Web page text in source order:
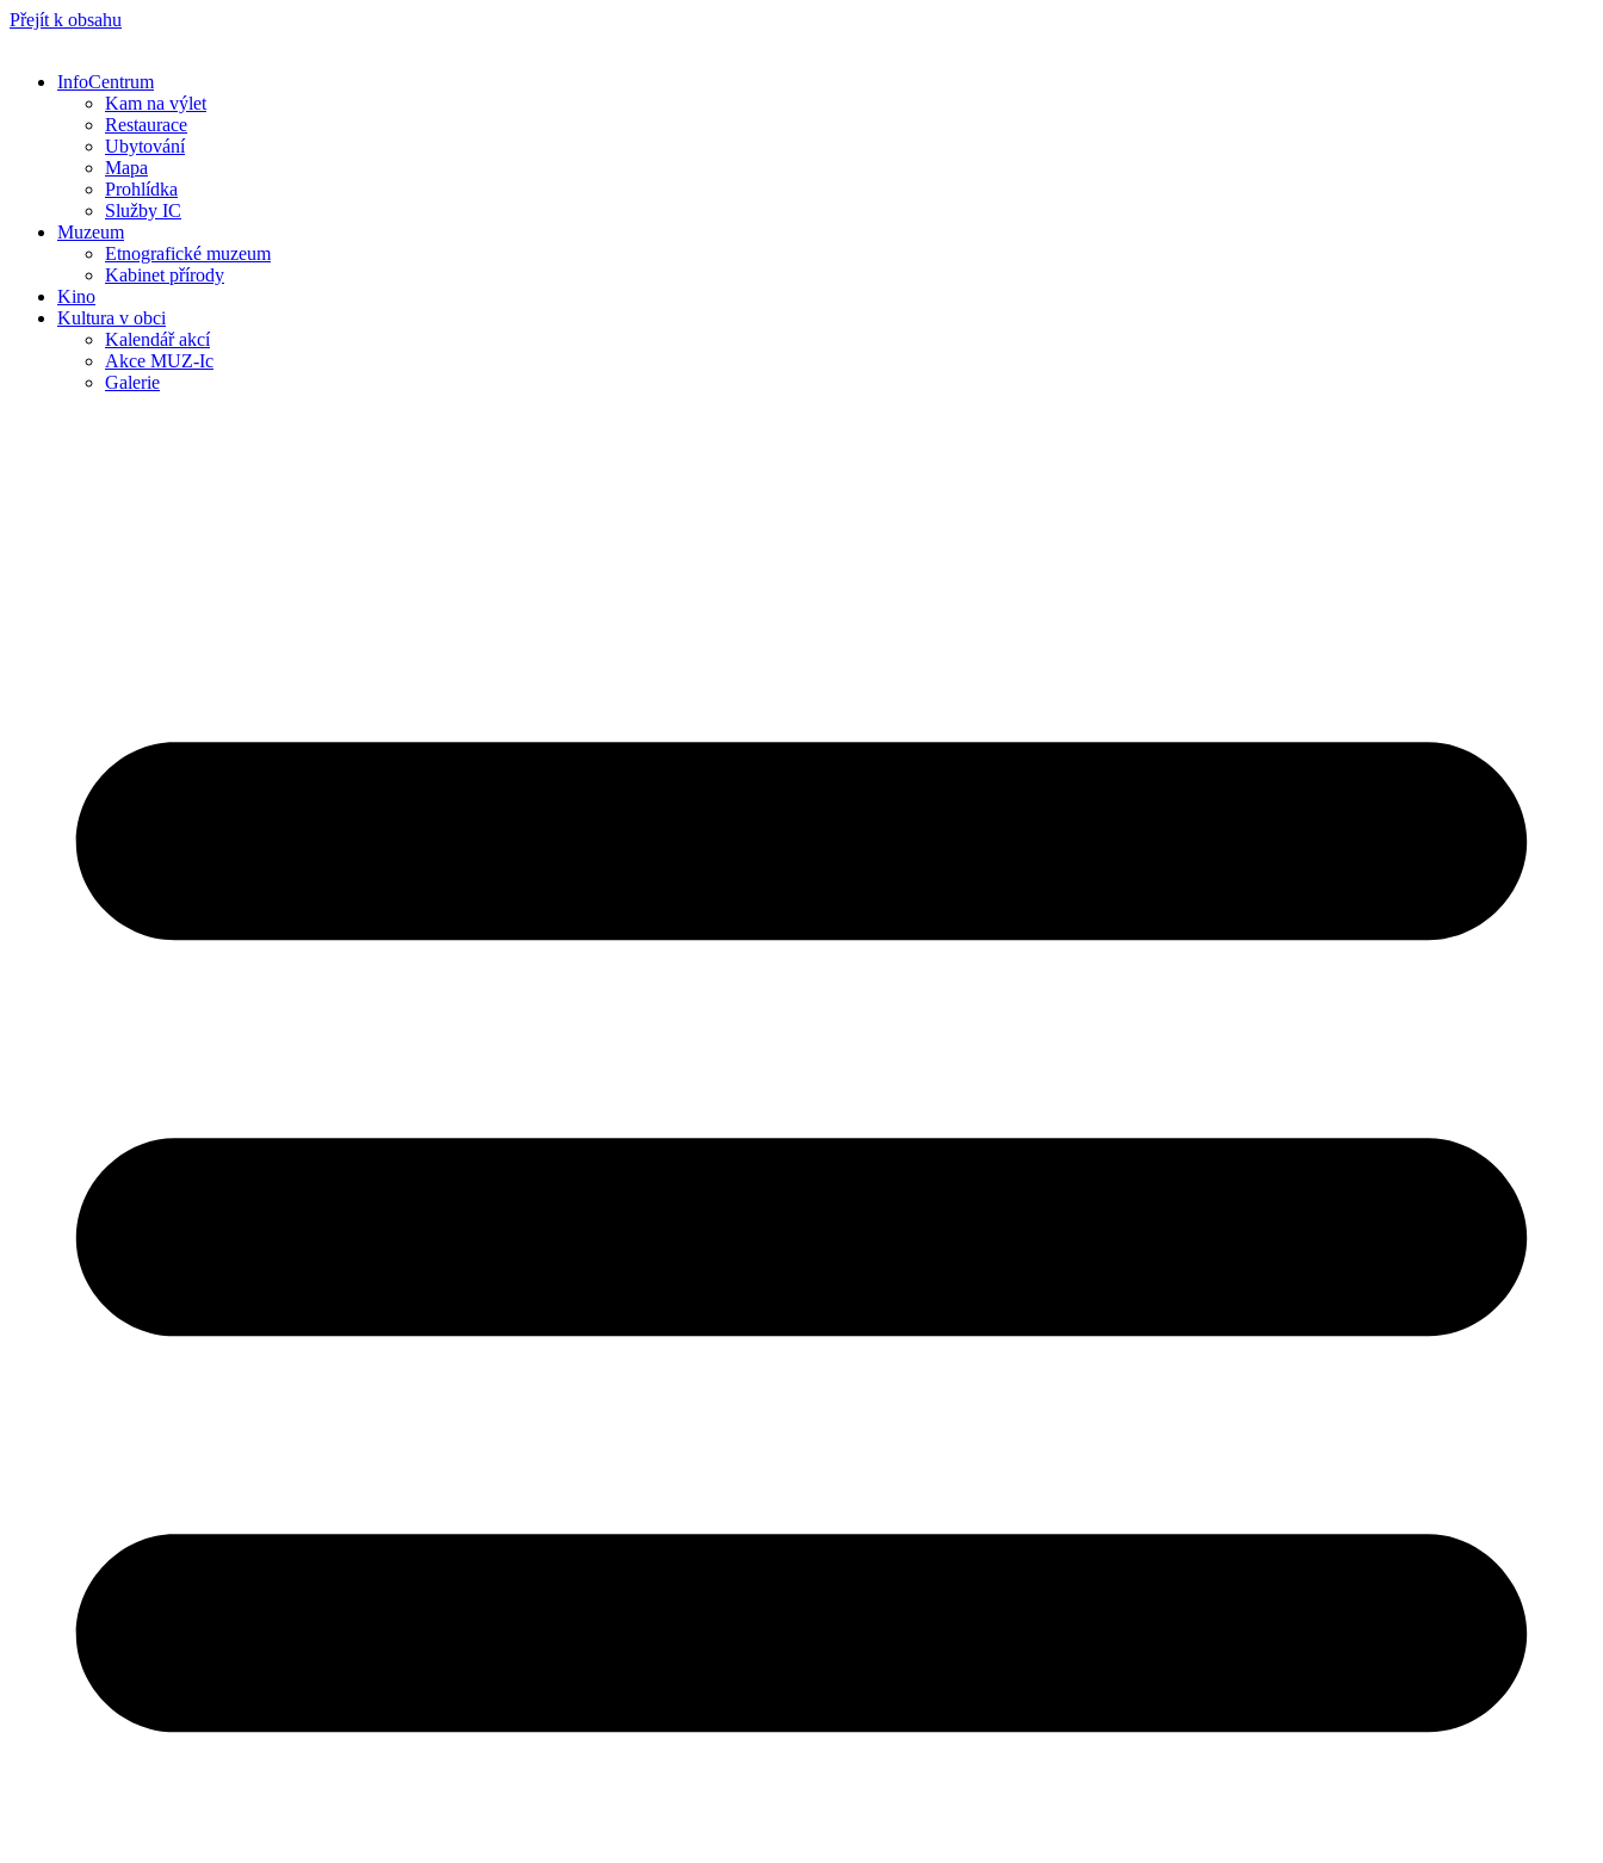
Přejít k obsahu
InfoCentrum
Kam na výlet
Restaurace
Ubytování
Mapa
Prohlídka
Služby IC
Muzeum
Etnografické muzeum
Kabinet přírody
Kino
Kultura v obci
Kalendář akcí
Akce MUZ-Ic​
Galerie